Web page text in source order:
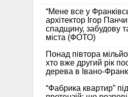
“Мене все у
архітектор Ігор
спадщину, забудову
міста (ФОТО)
Понад півтора
хто вже другий рік
дерева в Івано-
“Фабрика квартир”